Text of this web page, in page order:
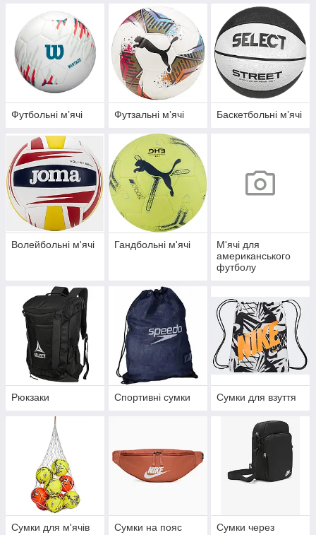
Футбольні мʼячі Футзальні мʼячі Баскетбольні мʼячі
Волейбольні м'ячі Гандбольні м'ячі
М'ячі для
американського
футболу
Рюкзаки Спортивні сумки Сумки для взуття
Сумки для м'ячів Сумки на пояс
Сумки через